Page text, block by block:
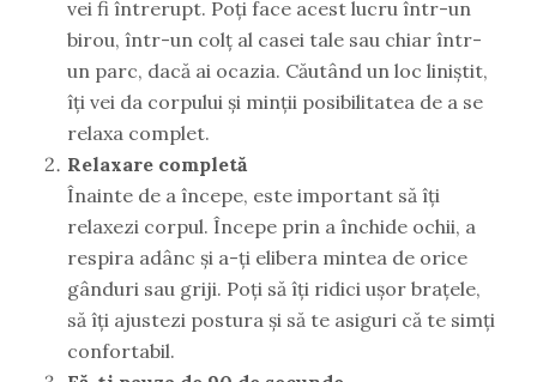
vei fi întrerupt. Poți face acest lucru într-un
birou, într-un colț al casei tale sau chiar într-
un parc, dacă ai ocazia. Căutând un loc liniștit,
îți vei da corpului și minții posibilitatea de a se
relaxa complet.
Relaxare completă
Înainte de a începe, este important să îți
relaxezi corpul. Începe prin a închide ochii, a
respira adânc și a-ți elibera mintea de orice
gânduri sau griji. Poți să îți ridici ușor brațele,
să îți ajustezi postura și să te asiguri că te simți
confortabil.